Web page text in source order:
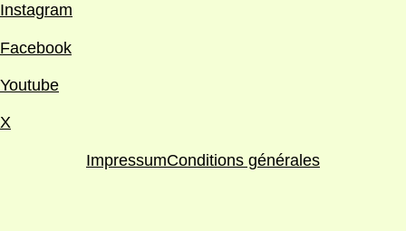
Instagram
Facebook
Youtube
X
ImpressumConditions générales